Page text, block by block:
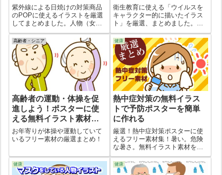
紫外線による日焼けの対策商品
のPOPに使えるイラストを厳選
してまとめました。人物（女
性）、日焼け対策アイテムな
ど。
う
衛生教育に使える「ウイルスを
キャラクター的に描いたイラス
ト」を厳選、まとめました。コ
ミカルに、子ども向けに教えや
すいように「悪いもの」として
人相悪く描かれています。
高齢者・シニア
高齢者の運動・体操を促
進しよう！ポスターに使
える無料イラスト素材厳
選まとめ
お年寄りが体操や運動していて
いるフリー素材の厳選まとめ！
健康
熱中症対策の無料イラス
トで予防ポスターを簡単
に作れる
厳選！熱中症対策ポスターに使
えるフリー素材集！暑い。危険
な暑さ。無料イラスト素材を使
って、学校や職場、地域で熱中
症の注意喚起するポスターやチ
ラシを作りましょう。
健康 健康